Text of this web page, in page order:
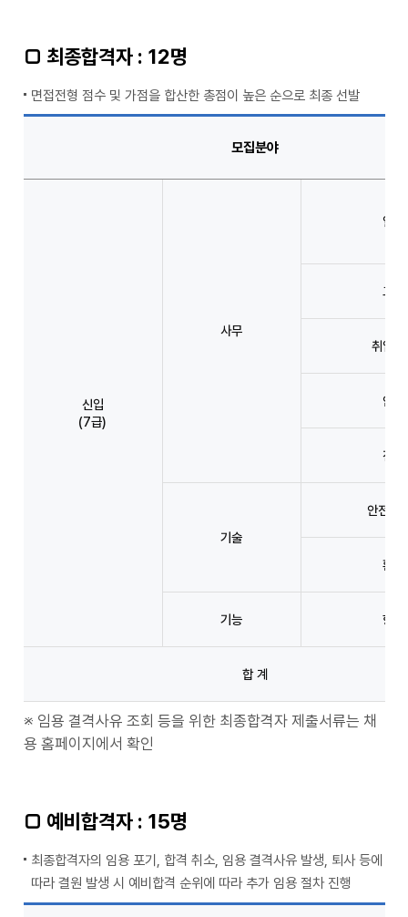
□ 최종합격자 : 12명
면접전형 점수 및 가점을 합산한 총점이 높은 순으로 최종 선발
모집분야
신입
(7급)
사무
일반
고졸
취업지
안전
전산
기술
안전(토
환경
기능 항해
합 계
※ 임용 결격사유 조회 등을 위한 최종합격자 제출서류는 채
용 홈페이지에서 확인
□ 예비합격자 : 15명
최종합격자의 임용 포기, 합격 취소, 임용 결격사유 발생, 퇴사 등에
따라 결원 발생 시 예비합격 순위에 따라 추가 임용 절차 진행